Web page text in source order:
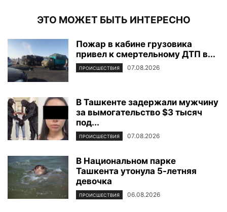
ЭТО МОЖЕТ БЫТЬ ИНТЕРЕСНО
Пожар в кабине грузовика
привел к смертельному ДТП в...
ПРОИСШЕСТВИЯ 07.08.2026
В Ташкенте задержали мужчину
за вымогательство $3 тысяч
под...
ПРОИСШЕСТВИЯ 07.08.2026
В Национальном парке
Ташкента утонула 5-летняя
девочка
ПРОИСШЕСТВИЯ 06.08.2026